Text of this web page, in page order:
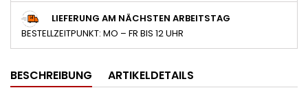
LIEFERUNG AM NÄCHSTEN ARBEITSTAG
BESTELLZEITPUNKT: MO – FR BIS 12 UHR
BESCHREIBUNG ARTIKELDETAILS